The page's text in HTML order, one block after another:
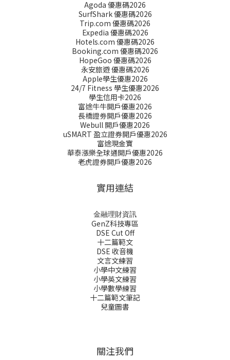
Agoda 優惠碼2026
SurfShark 優惠碼2026
Trip.com 優惠碼2026
Expedia 優惠碼2026
Hotels.com 優惠碼2026
Booking.com 優惠碼2026
HopeGoo 優惠碼2026
永安旅遊 優惠碼2026
Apple學生優惠2026
24/7 Fitness 學生優惠2026
學生信用卡2026
富途牛牛開戶優惠2026
長橋證劵開戶優惠2026
Webull 開戶優惠2026
uSMART 盈立證券開戶優惠2026
富途現金寶
華泰漲樂全球通開戶優惠2026
老虎證券開戶優惠2026
實用連結
金融理財資訊
GenZ科技專區
DSE Cut Off
十二篇範文
DSE 收音機
文言文練習
小學中文練習
小學英文練習
小學數學練習
十二篇範文筆記
兒童圖書
關注我們